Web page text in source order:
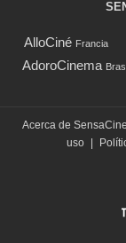
AlloCiné Francia
AdoroCinema
Acerca de
uso